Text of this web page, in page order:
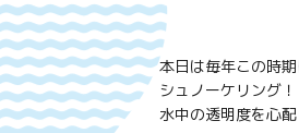
本日は毎年この時
シュノーケリング
水中の透明度を心